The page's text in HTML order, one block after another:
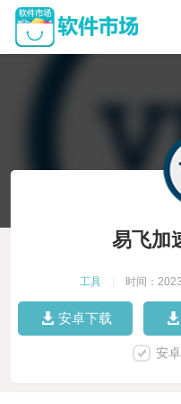
易飞加
工具 时间：
安卓下载
安